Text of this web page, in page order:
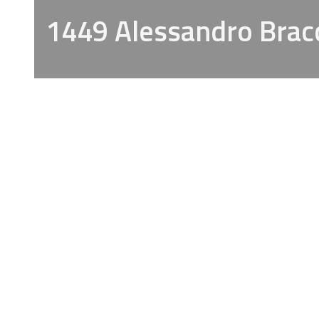
1449 Alessandro